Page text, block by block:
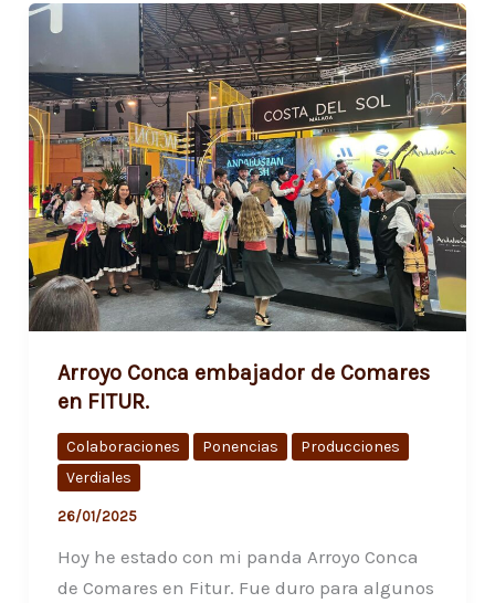
Arroyo Conca embajador de Comares
en FITUR.
Colaboraciones Ponencias
Producciones
Verdiales
26/01/2025
Hoy he estado con mi panda Arroyo Conca
de Comares en Fitur. Fue duro para algunos